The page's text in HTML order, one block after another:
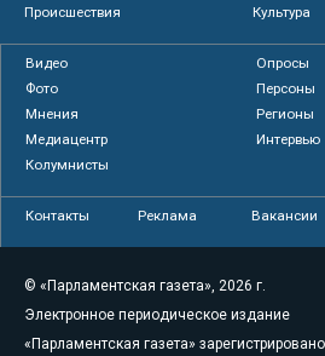
Происшествия
Культура
Видео
Опросы
Фото
Персоны
Мнения
Регионы
Медиацентр
Интервью
Колумнисты
Контакты Реклама Вакансии
© «Парламентская газета», 2026 г.
Электронное периодическое издание
«Парламентская газета»